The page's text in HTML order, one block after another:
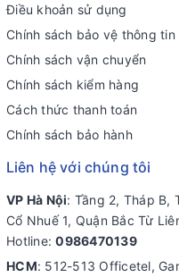
Điều khoản sử dụng
Chính sách bảo vệ thông tin
Chính sách vận chuyển
Chính sách kiểm hàng
Cách thức thanh toán
Chính sách bảo hành
Liên hệ với chúng tôi
VP Hà Nội: Tầng 2, Tháp B,
Cổ Nhuế 1, Quận Bắc Từ
Hotline:0986470139
HCM: 512-513 Officetel,